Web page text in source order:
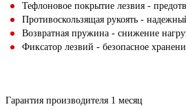
Тефлоновое покрытие лезвия -
Противоскользящая рукоять -
Возвратная пружина - снижение
Фиксатор лезвий - безопасное
Гарантия производителя 1 месяц